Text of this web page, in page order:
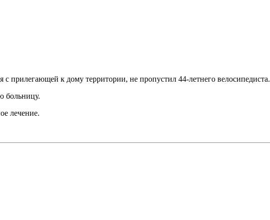
к дому территории, не пропустил 44-летнего велосипедиста.
больницу.
лечение.